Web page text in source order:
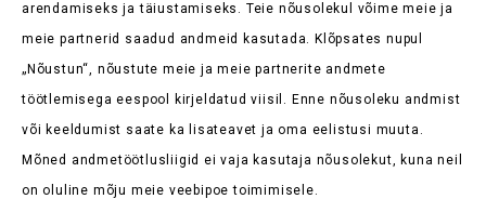

Tooted
Meie Ettevõte
arendamiseks ja täiustamiseks. Teie nõusolekul võime meie ja
meie partnerid saadud andmeid kasutada. Klõpsates nupul
„Nõustun“, nõustute meie ja meie partnerite andmete
töötlemisega eespool kirjeldatud viisil. Enne nõusoleku andmist
või keeldumist saate ka lisateavet ja oma eelistusi muuta.
Mõned andmetöötlusliigid ei vaja kasutaja nõusolekut, kuna neil
on oluline mõju meie veebipoe toimimisele.